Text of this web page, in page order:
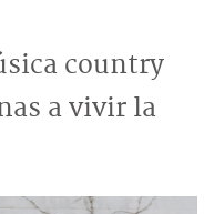
country
a vivir la